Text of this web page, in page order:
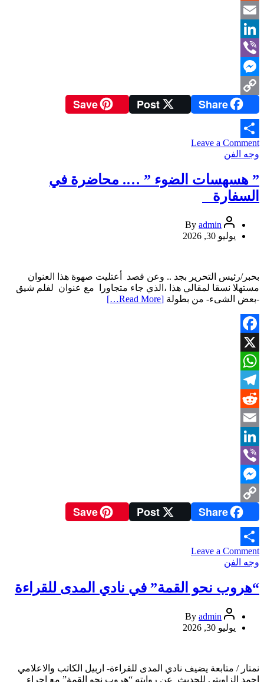
Reddit
Email
LinkedIn
Viber
Messenger
Copy
Link
Share
Post
Save
Share
Leave a Comment
on
التوجه
للبدء
لاسترداد
الأموال
القرائن
والأحكام
القضائية
وجه الفن
” هسهسات الضوء ” …. محاضرة في
السفارة
admin
يوليو 30, 2026
بحبر/رئيس التحرير بجد .. وعن قصد أعتليت صهوة هذا العنوان
مستهلا نسقا لمقالي هذا ،الذي جاء متجاورا مع عنوان لفلم شيق
-بعض الشىء- من بطولة [Read More…]
Facebook
X
WhatsApp
Telegram
Reddit
Email
LinkedIn
Viber
Messenger
Copy
Link
Share
Post
Save
Share
Leave a Comment
on
الضوء
”
محاضرة
في
وجه الفن
“هروب نحو القمة” في نادي المدى للقراءة
admin
يوليو 30, 2026
نمتار / متابعة يضيف نادي المدى للقراءة- اربيل الكاتب والاعلامي
احمد الزاويتي للحديث عن روايته “هروب نحو القمة” مع اجراء